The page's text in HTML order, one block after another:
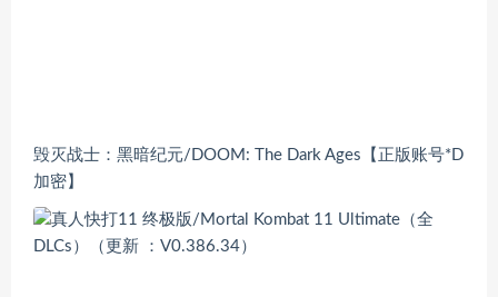
毁灭战士：黑暗纪元/DOOM: The Dark Ages【正版账号*D
加密】